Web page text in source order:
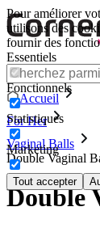
Pour améliorer
utilisons des
fournir des
Essentiels
Fonctionnels
Statistiques
Marketing
Tout accepter
Accueil
For Her
Vaginal Balls
Double Vaginal
Double